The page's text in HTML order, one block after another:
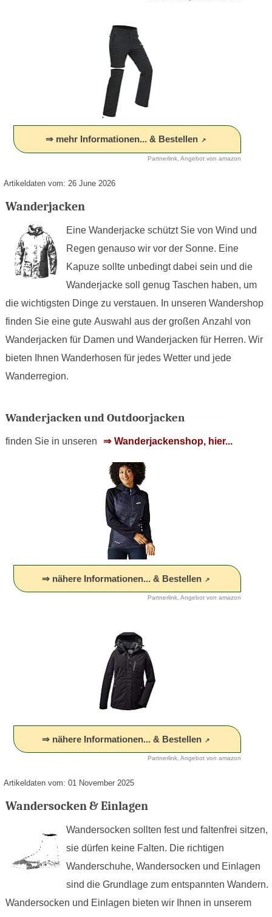
⇒ mehr Informationen... & Bestellen
Partnerlink, Angebot von amazon
Artikeldaten vom: 26 June 2026
Wanderjacken
Eine Wanderjacke schützt Sie von Wind und
Regen genauso wir vor der Sonne. Eine
Kapuze sollte unbedingt dabei sein und die
Wanderjacke soll genug Taschen haben, um
die wichtigsten Dinge zu verstauen. In unseren Wandershop
finden Sie eine gute Auswahl aus der großen Anzahl von
Wanderjacken für Damen und Wanderjacken für Herren. Wir
bieten Ihnen Wanderhosen für jedes Wetter und jede
Wanderregion.
Wanderjacken und Outdoorjacken
finden Sie in unseren Wanderjackenshop, hier...
⇒ nähere Informationen... & Bestellen
Partnerlink, Angebot von amazon
⇒ nähere Informationen... & Bestellen
Partnerlink, Angebot von amazon
Artikeldaten vom: 01 November 2025
Wandersocken & Einlagen
Wandersocken sollten fest und faltenfrei sitzen,
sie dürfen keine Falten. Die richtigen
Wanderschuhe, Wandersocken und Einlagen
sind die Grundlage zum entspannten Wandern.
Wandersocken und Einlagen bieten wir Ihnen in unserem